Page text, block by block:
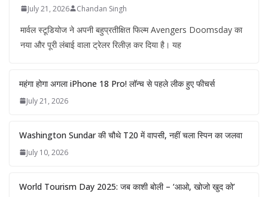
July 21, 2026 Chandan Singh
मार्वल स्टूडियोज ने अपनी बहुप्रतीक्षित फिल्म Avengers Doomsday का
नया और पूरी लंबाई वाला ट्रेलर रिलीज़ कर दिया है। यह
महंगा होगा अगला iPhone 18 Pro! लॉन्च से पहले लीक हुए फीचर्स
July 21, 2026
Washington Sundar की चौथे T20 में वापसी, नहीं चला स्पिन का जलवा
July 10, 2026
World Tourism Day 2025: जब काशी बोली – ‘आओ, खोजो खुद को’